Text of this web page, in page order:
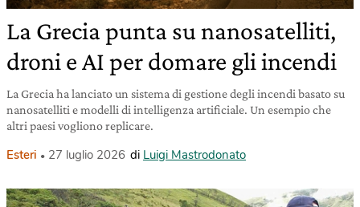
La Grecia punta su nanosatelliti,
droni e AI per domare gli incendi
La Grecia ha lanciato un sistema di gestione degli incendi basato su
nanosatelliti e modelli di intelligenza artificiale. Un esempio che
altri paesi vogliono replicare.
Esteri 27 luglio 2026 di Luigi Mastrodonato